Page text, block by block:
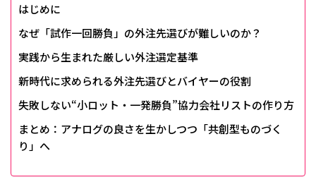
はじめに
なぜ「試作一回勝負」の外注先選びが難しいのか？
実践から生まれた厳しい外注選定基準
新時代に求められる外注先選びとバイヤーの役割
失敗しない“小ロット・一発勝負”協力会社リストの作り方
まとめ：アナログの良さを生かしつつ「共創型ものづく
り」へ